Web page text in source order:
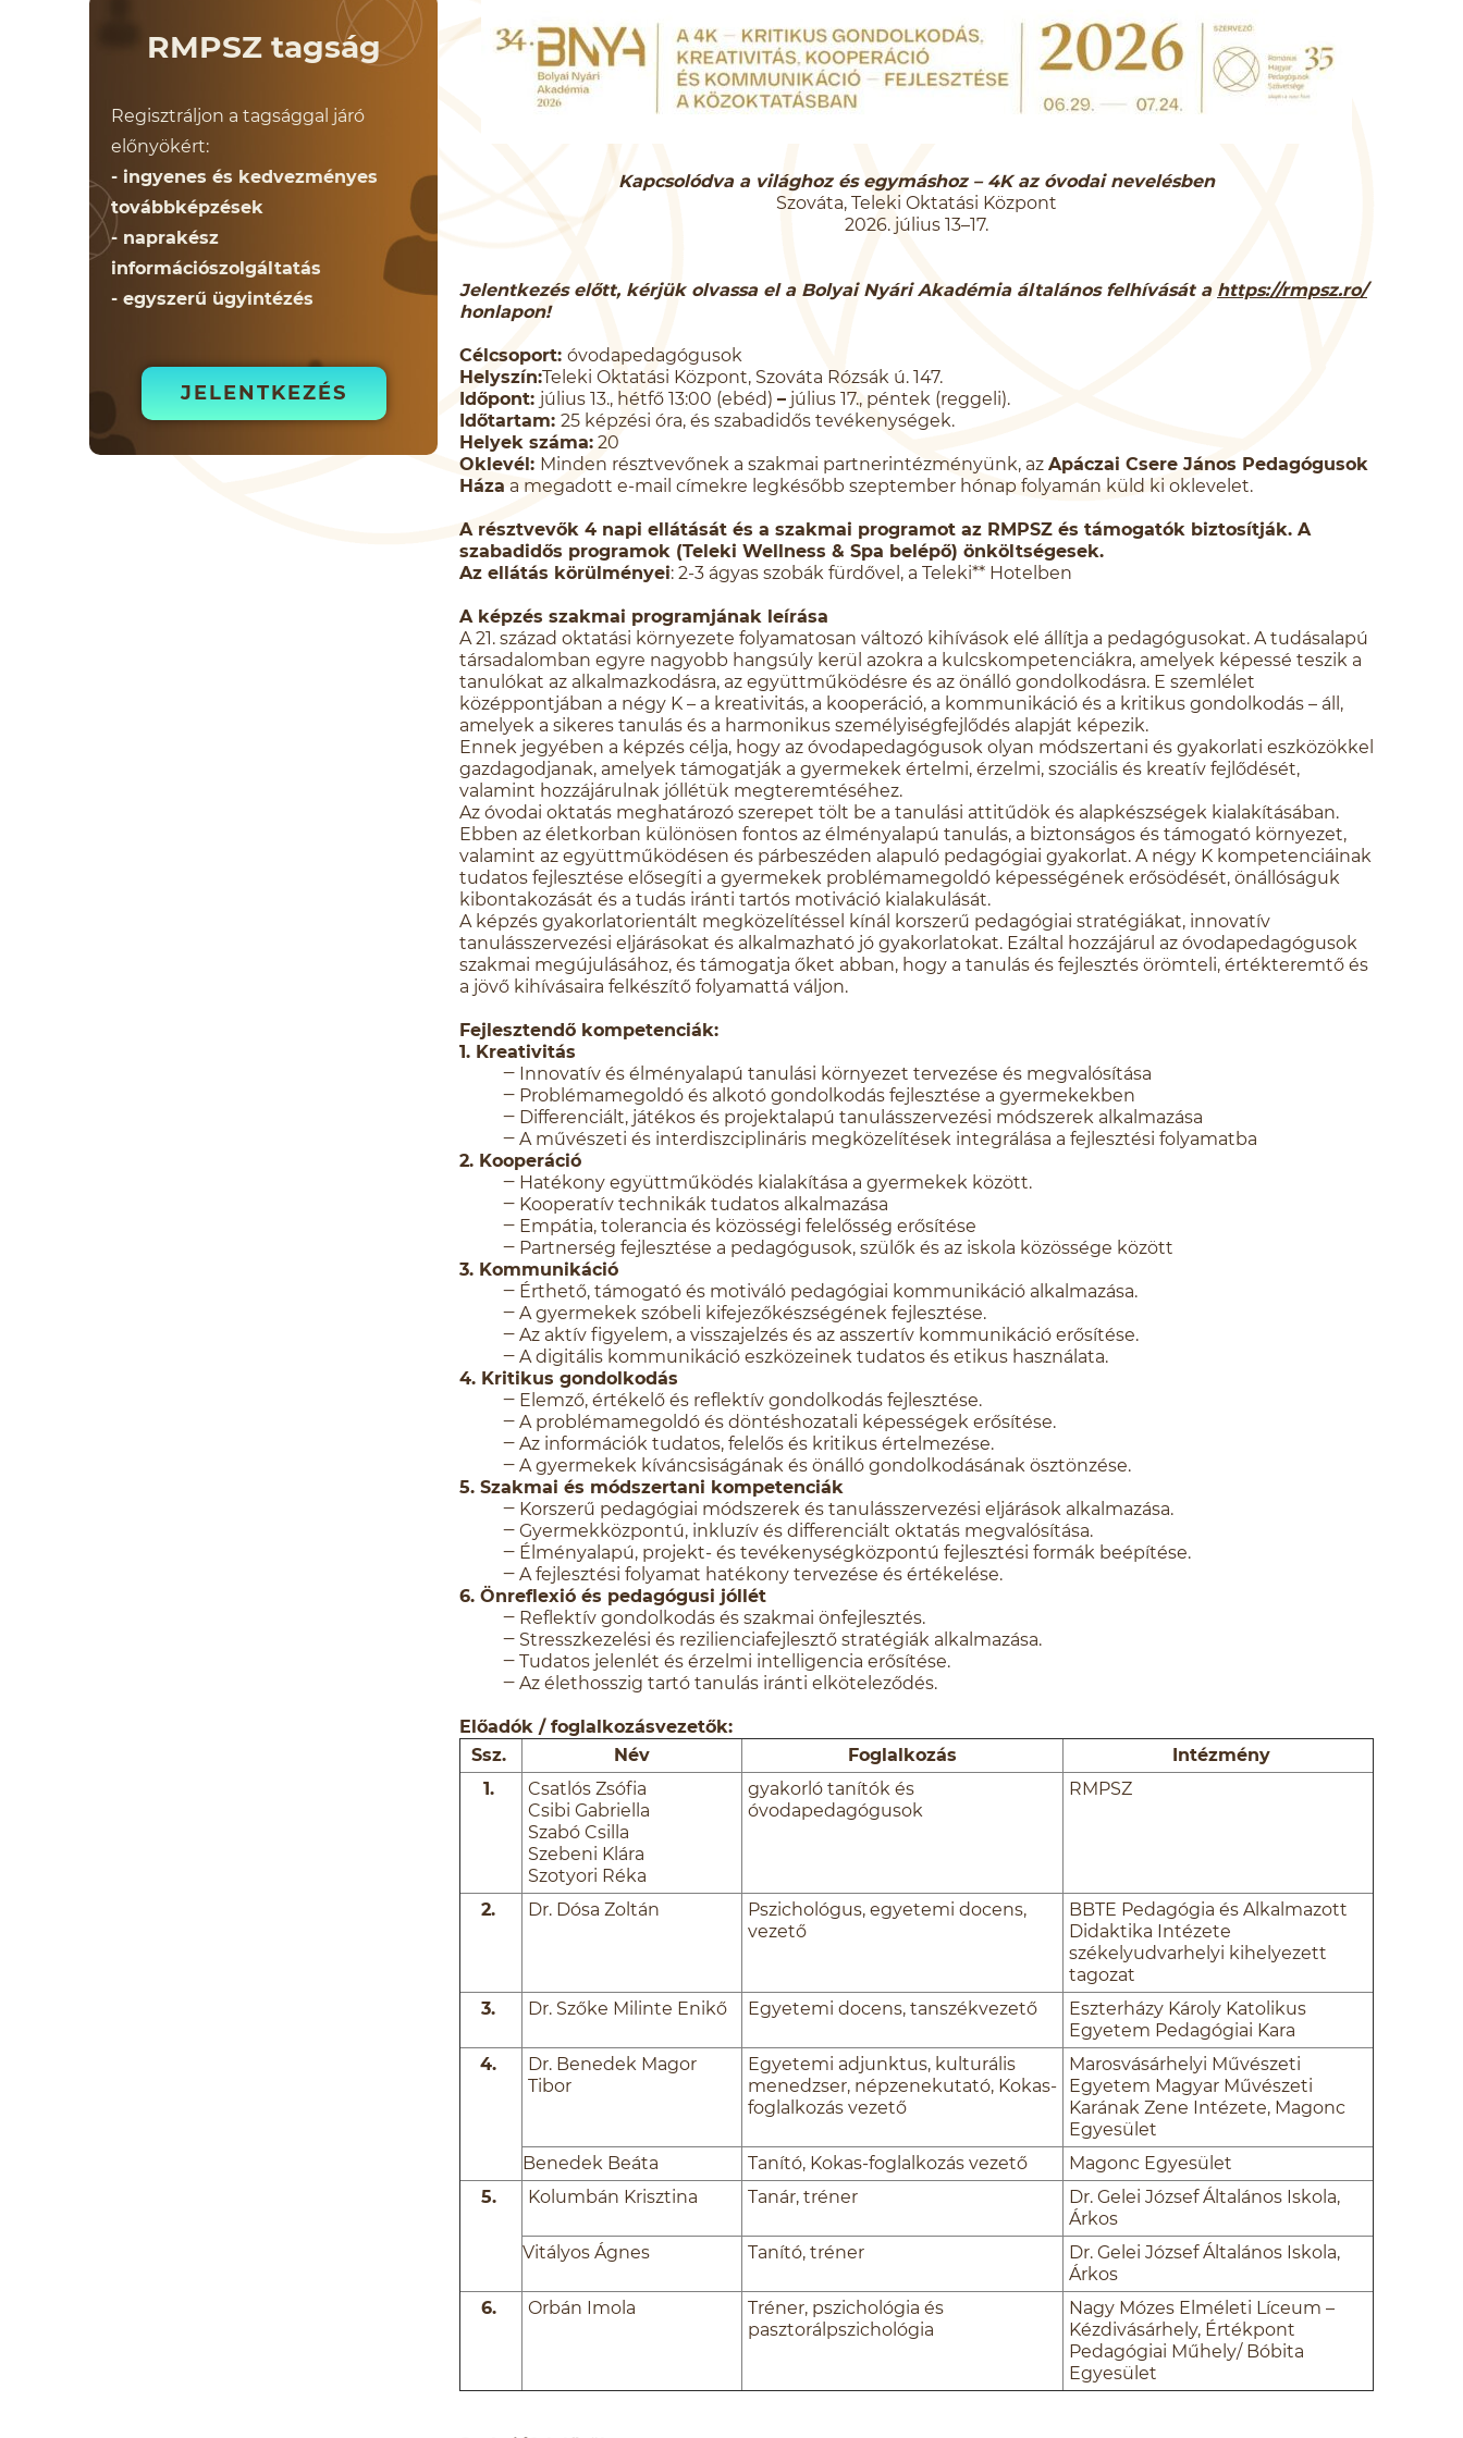
RMPSZ tagság
Regisztráljon a tagsággal járó
előnyökért:
- ingyenes és kedvezményes
továbbképzések
- naprakész
információszolgáltatás
- egyszerű ügyintézés
JELENTKEZÉS
Kapcsolódva a világhoz és egymáshoz – 4K az óvodai nevelésben
Szováta, Teleki Oktatási Központ
2026. július 13–17.
Jelentkezés előtt, kérjük olvassa el a Bolyai Nyári Akadémia általános felhívását a https://rmpsz.ro/
honlapon!
Célcsoport: óvodapedagógusok
Helyszín:Teleki Oktatási Központ, Szováta Rózsák ú. 147.
Időpont: július 13., hétfő 13:00 (ebéd) – július 17., péntek (reggeli).
Időtartam: 25 képzési óra, és szabadidős tevékenységek.
Helyek száma: 20
Oklevél: Minden résztvevőnek a szakmai partnerintézményünk, az Apáczai Csere János Pedagógusok
Háza a megadott e-mail címekre legkésőbb szeptember hónap folyamán küld ki oklevelet.
A résztvevők 4 napi ellátását és a szakmai programot az RMPSZ és támogatók biztosítják. A
szabadidős programok (Teleki Wellness & Spa belépő) önköltségesek.
Az ellátás körülményei: 2-3 ágyas szobák fürdővel, a Teleki** Hotelben
A képzés szakmai programjának leírása
A 21. század oktatási környezete folyamatosan változó kihívások elé állítja a pedagógusokat. A tudásalapú
társadalomban egyre nagyobb hangsúly kerül azokra a kulcskompetenciákra, amelyek képessé teszik a
tanulókat az alkalmazkodásra, az együttműködésre és az önálló gondolkodásra. E szemlélet
középpontjában a négy K – a kreativitás, a kooperáció, a kommunikáció és a kritikus gondolkodás – áll,
amelyek a sikeres tanulás és a harmonikus személyiségfejlődés alapját képezik.
Ennek jegyében a képzés célja, hogy az óvodapedagógusok olyan módszertani és gyakorlati eszközökkel
gazdagodjanak, amelyek támogatják a gyermekek értelmi, érzelmi, szociális és kreatív fejlődését,
valamint hozzájárulnak jóllétük megteremtéséhez.
Az óvodai oktatás meghatározó szerepet tölt be a tanulási attitűdök és alapkészségek kialakításában.
Ebben az életkorban különösen fontos az élményalapú tanulás, a biztonságos és támogató környezet,
valamint az együttműködésen és párbeszéden alapuló pedagógiai gyakorlat. A négy K kompetenciáinak
tudatos fejlesztése elősegíti a gyermekek problémamegoldó képességének erősödését, önállóságuk
kibontakozását és a tudás iránti tartós motiváció kialakulását.
A képzés gyakorlatorientált megközelítéssel kínál korszerű pedagógiai stratégiákat, innovatív
tanulásszervezési eljárásokat és alkalmazható jó gyakorlatokat. Ezáltal hozzájárul az óvodapedagógusok
szakmai megújulásához, és támogatja őket abban, hogy a tanulás és fejlesztés örömteli, értékteremtő és
a jövő kihívásaira felkészítő folyamattá váljon.
Fejlesztendő kompetenciák:
1. Kreativitás
‒ Innovatív és élményalapú tanulási környezet tervezése és megvalósítása
‒ Problémamegoldó és alkotó gondolkodás fejlesztése a gyermekekben
‒ Differenciált, játékos és projektalapú tanulásszervezési módszerek alkalmazása
‒ A művészeti és interdiszciplináris megközelítések integrálása a fejlesztési folyamatba
2. Kooperáció
‒ Hatékony együttműködés kialakítása a gyermekek között.
‒ Kooperatív technikák tudatos alkalmazása
‒ Empátia, tolerancia és közösségi felelősség erősítése
‒ Partnerség fejlesztése a pedagógusok, szülők és az iskola közössége között
3. Kommunikáció
‒ Érthető, támogató és motiváló pedagógiai kommunikáció alkalmazása.
‒ A gyermekek szóbeli kifejezőkészségének fejlesztése.
‒ Az aktív figyelem, a visszajelzés és az asszertív kommunikáció erősítése.
‒ A digitális kommunikáció eszközeinek tudatos és etikus használata.
4. Kritikus gondolkodás
‒ Elemző, értékelő és reflektív gondolkodás fejlesztése.
‒ A problémamegoldó és döntéshozatali képességek erősítése.
‒ Az információk tudatos, felelős és kritikus értelmezése.
‒ A gyermekek kíváncsiságának és önálló gondolkodásának ösztönzése.
5. Szakmai és módszertani kompetenciák
‒ Korszerű pedagógiai módszerek és tanulásszervezési eljárások alkalmazása.
‒ Gyermekközpontú, inkluzív és differenciált oktatás megvalósítása.
‒ Élményalapú, projekt- és tevékenységközpontú fejlesztési formák beépítése.
‒ A fejlesztési folyamat hatékony tervezése és értékelése.
6. Önreflexió és pedagógusi jóllét
‒ Reflektív gondolkodás és szakmai önfejlesztés.
‒ Stresszkezelési és rezilienciafejlesztő stratégiák alkalmazása.
‒ Tudatos jelenlét és érzelmi intelligencia erősítése.
‒ Az élethosszig tartó tanulás iránti elköteleződés.
Előadók / foglalkozásvezetők:
Ssz.
Név Foglalkozás
Intézmény
1.
Csatlós Zsófia
Csibi Gabriella
Szabó Csilla
Szebeni Klára
Szotyori Réka
gyakorló tanítók és
óvodapedagógusok
RMPSZ
2. Dr. Dósa Zoltán
Pszichológus, egyetemi docens,
vezető
BBTE Pedagógia és Alkalmazott
Didaktika Intézete
székelyudvarhelyi kihelyezett
tagozat
3.
Dr. Szőke Milinte Enikő Egyetemi docens, tanszékvezető
Eszterházy Károly Katolikus
Egyetem Pedagógiai Kara
4.
Dr. Benedek Magor
Tibor
Egyetemi adjunktus, kulturális
menedzser, népzenekutató, Kokas-
foglalkozás vezető
Marosvásárhelyi Művészeti
Egyetem Magyar Művészeti
Karának Zene Intézete, Magonc
Egyesület
Benedek Beáta
Tanító, Kokas-foglalkozás vezető
Magonc Egyesület
5.
Kolumbán Krisztina Tanár, tréner
Dr. Gelei József Általános Iskola,
Árkos
Vitályos Ágnes
Tanító, tréner
Dr. Gelei József Általános Iskola,
Árkos
6.
Orbán Imola
Tréner, pszichológia és
pasztorálpszichológia
Nagy Mózes Elméleti Líceum –
Kézdivásárhely, Értékpont
Pedagógiai Műhely/ Bóbita
Egyesület